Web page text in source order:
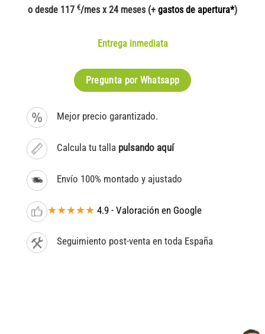
o desde 117 €/mes x 24 meses (+ gastos de apertura*)
Entrega inmediata
Pregunta por Whatsapp
Mejor precio garantizado.
Calcula tu talla pulsando aquí
Envío 100% montado y ajustado
★★★★★ 4.9 - Valoración en Google
Seguimiento post-venta en toda España